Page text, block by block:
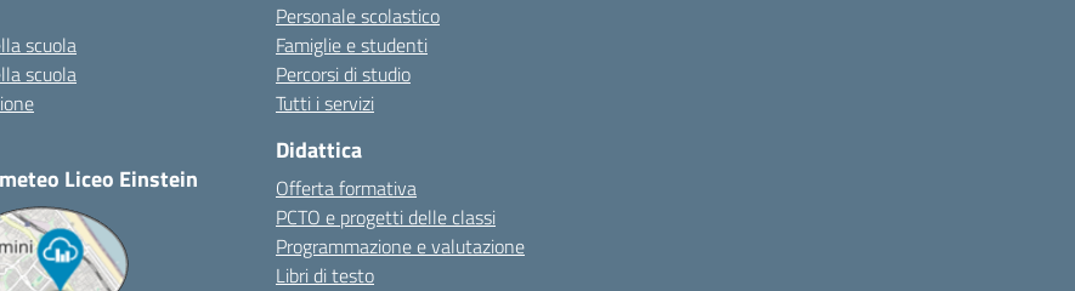
scuola
scuola
Liceo Einstein
Personale scolastico
Famiglie e studenti
Percorsi di studio
Tutti i servizi
Didattica
Offerta formativa
PCTO e progetti delle classi
Programmazione e valutazione
Libri di testo